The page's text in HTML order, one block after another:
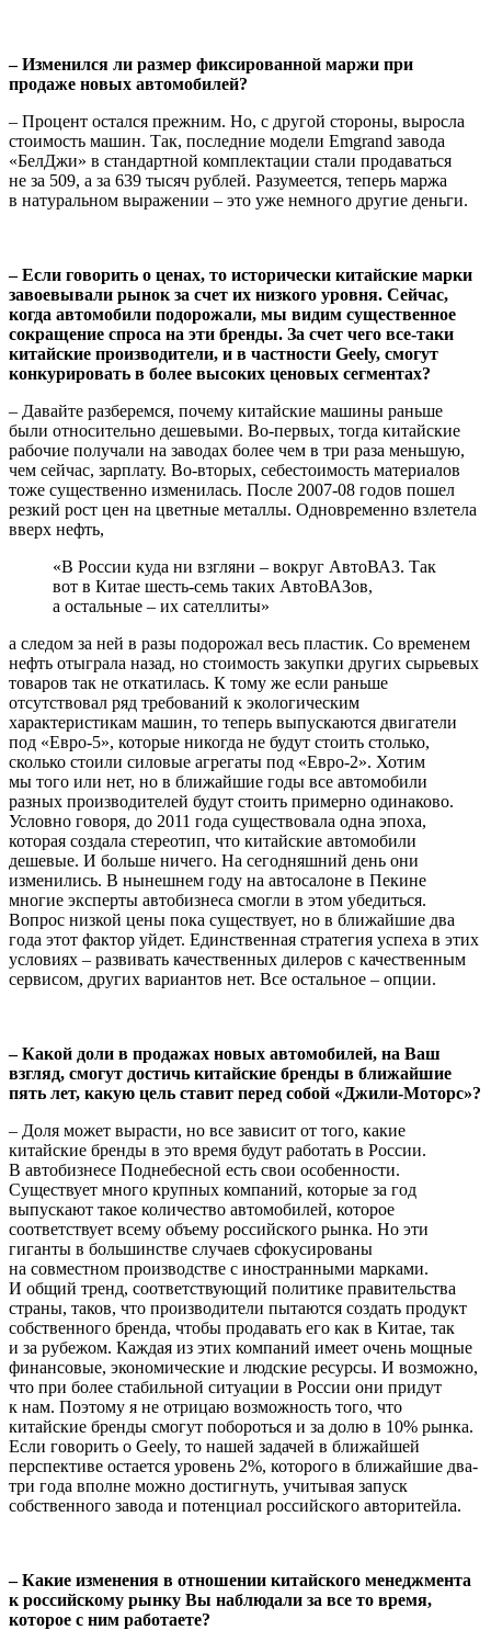
– Изменился ли размер фиксированной маржи при
продаже новых автомобилей?
– Процент остался прежним. Но, с другой стороны, выросла
стоимость машин. Так, последние модели Emgrand завода
«БелДжи» в стандартной комплектации стали продаваться
не за 509, а за 639 тысяч рублей. Разумеется, теперь маржа
в натуральном выражении – это уже немного другие деньги.
– Если говорить о ценах, то исторически китайские марки
завоевывали рынок за счет их низкого уровня. Сейчас,
когда автомобили подорожали, мы видим существенное
сокращение спроса на эти бренды. За счет чего все-таки
китайские производители, и в частности Geely, смогут
конкурировать в более высоких ценовых сегментах?
– Давайте разберемся, почему китайские машины раньше
были относительно дешевыми. Во-первых, тогда китайские
рабочие получали на заводах более чем в три раза меньшую,
чем сейчас, зарплату. Во-вторых, себестоимость материалов
тоже существенно изменилась. После 2007-08 годов пошел
резкий рост цен на цветные металлы. Одновременно взлетела
вверх нефть,
«В России куда ни взгляни – вокруг АвтоВАЗ. Так
вот в Китае шесть-семь таких АвтоВАЗов,
а остальные – их сателлиты»
а следом за ней в разы подорожал весь пластик. Со временем
нефть отыграла назад, но стоимость закупки других сырьевых
товаров так не откатилась. К тому же если раньше
отсутствовал ряд требований к экологическим
характеристикам машин, то теперь выпускаются двигатели
под «Евро-5», которые никогда не будут стоить столько,
сколько стоили силовые агрегаты под «Евро-2». Хотим
мы того или нет, но в ближайшие годы все автомобили
разных производителей будут стоить примерно одинаково.
Условно говоря, до 2011 года существовала одна эпоха,
которая создала стереотип, что китайские автомобили
дешевые. И больше ничего. На сегодняшний день они
изменились. В нынешнем году на автосалоне в Пекине
многие эксперты автобизнеса смогли в этом убедиться.
Вопрос низкой цены пока существует, но в ближайшие два
года этот фактор уйдет. Единственная стратегия успеха в этих
условиях – развивать качественных дилеров с качественным
сервисом, других вариантов нет. Все остальное – опции.
– Какой доли в продажах новых автомобилей, на Ваш
взгляд, смогут достичь китайские бренды в ближайшие
пять лет, какую цель ставит перед собой «Джили-Моторс»?
– Доля может вырасти, но все зависит от того, какие
китайские бренды в это время будут работать в России.
В автобизнесе Поднебесной есть свои особенности.
Существует много крупных компаний, которые за год
выпускают такое количество автомобилей, которое
соответствует всему объему российского рынка. Но эти
гиганты в большинстве случаев сфокусированы
на совместном производстве с иностранными марками.
И общий тренд, соответствующий политике правительства
страны, таков, что производители пытаются создать продукт
собственного бренда, чтобы продавать его как в Китае, так
и за рубежом. Каждая из этих компаний имеет очень мощные
финансовые, экономические и людские ресурсы. И возможно,
что при более стабильной ситуации в России они придут
к нам. Поэтому я не отрицаю возможность того, что
китайские бренды смогут побороться и за долю в 10% рынка.
Если говорить о Geely, то нашей задачей в ближайшей
перспективе остается уровень 2%, которого в ближайшие два-
три года вполне можно достигнуть, учитывая запуск
собственного завода и потенциал российского авторитейла.
– Какие изменения в отношении китайского менеджмента
к российскому рынку Вы наблюдали за все то время,
которое с ним работаете?